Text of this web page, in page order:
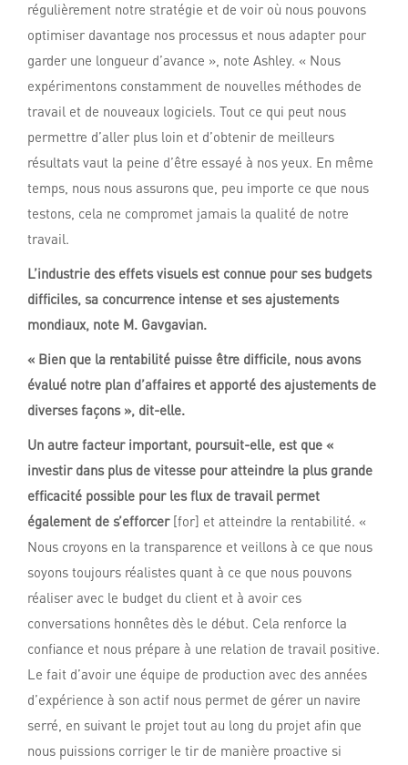
régulièrement notre stratégie et de voir où nous pouvons
optimiser davantage nos processus et nous adapter pour
garder une longueur d’avance », note Ashley. « Nous
expérimentons constamment de nouvelles méthodes de
travail et de nouveaux logiciels. Tout ce qui peut nous
permettre d’aller plus loin et d’obtenir de meilleurs
résultats vaut la peine d’être essayé à nos yeux. En même
temps, nous nous assurons que, peu importe ce que nous
testons, cela ne compromet jamais la qualité de notre
travail.
L’industrie des effets visuels est connue pour ses budgets
difficiles, sa concurrence intense et ses ajustements
mondiaux, note M. Gavgavian.
« Bien que la rentabilité puisse être difficile, nous avons
évalué notre plan d’affaires et apporté des ajustements de
diverses façons », dit-elle.
Un autre facteur important, poursuit-elle, est que «
investir dans plus de vitesse pour atteindre la plus grande
efficacité possible pour les flux de travail permet
également de s’efforcer[for] et atteindre la rentabilité. «
Nous croyons en la transparence et veillons à ce que nous
soyons toujours réalistes quant à ce que nous pouvons
réaliser avec le budget du client et à avoir ces
conversations honnêtes dès le début. Cela renforce la
confiance et nous prépare à une relation de travail positive.
Le fait d’avoir une équipe de production avec des années
d’expérience à son actif nous permet de gérer un navire
serré, en suivant le projet tout au long du projet afin que
nous puissions corriger le tir de manière proactive si